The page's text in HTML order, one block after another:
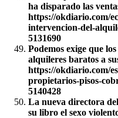
ha disparado las
https://okdiario.com/
intervencion-del-
5131690
Podemos exige que
alquileres baratos a
https://okdiario.com/
propietarios-pisos-
5140428
La nueva directora
su libro el sexo